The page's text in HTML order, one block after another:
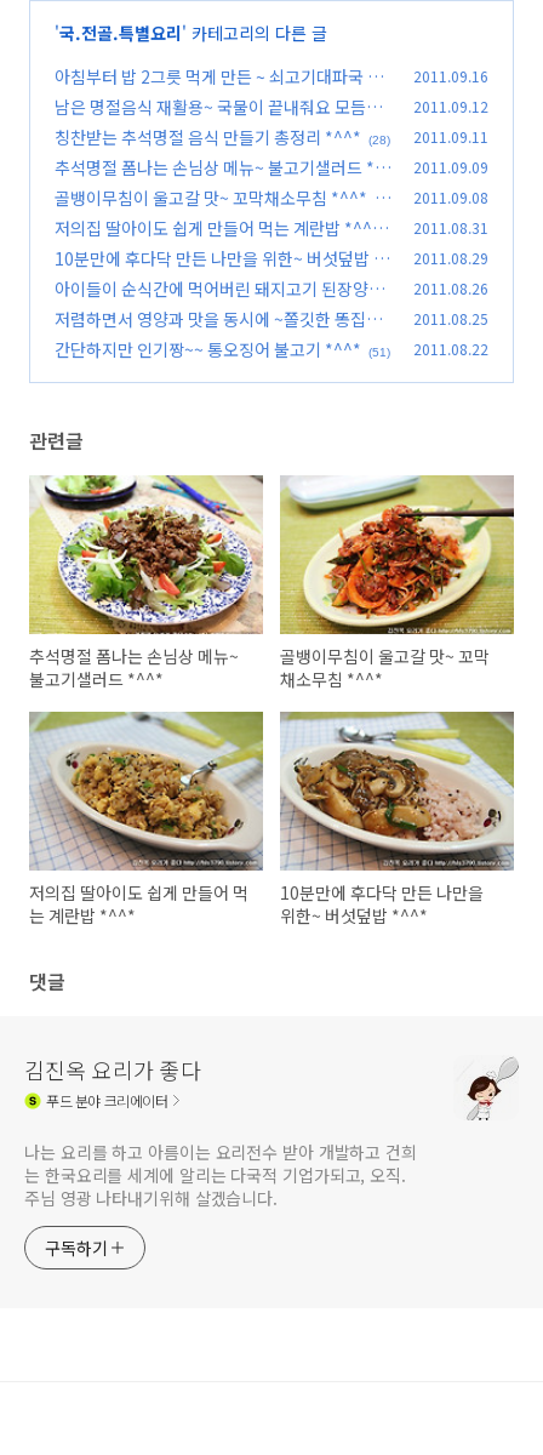
'국.전골.특별요리' 카테고리의 다른 글
아침부터 밥 2그릇 먹게 만든 ~ 쇠고기대파국 *^
^* (64)
2011.09.16
남은 명절음식 재활용~ 국물이 끝내줘요 모듬전
김치전골 *^^*
(30)
2011.09.12
칭찬받는 추석명절 음식 만들기 총정리 *^^* (28) 2011.09.11
추석명절 폼나는 손님상 메뉴~ 불고기샐러드 *^
^* (35)
2011.09.09
골뱅이무침이 울고갈 맛~ 꼬막채소무침 *^^*
(6
0)
2011.09.08
저의집 딸아이도 쉽게 만들어 먹는 계란밥 *^^*
(42)
2011.08.31
10분만에 후다닥 만든 나만을 위한~ 버섯덮밥 *^
^*
(39)
2011.08.29
아이들이 순식간에 먹어버린 돼지고기 된장양념
구이 *^^*
(48)
2011.08.26
저렴하면서 영양과 맛을 동시에 ~쫄깃한 똥집볶
음 *^^*
(38)
2011.08.25
간단하지만 인기짱~~ 통오징어 불고기 *^^* (51) 2011.08.22
관련글
추석명절 폼나는 손님상 메뉴~
불고기샐러드 *^^*
골뱅이무침이 울고갈 맛~ 꼬막
채소무침 *^^*
저의집 딸아이도 쉽게 만들어 먹
는 계란밥 *^^*
10분만에 후다닥 만든 나만을
위한~ 버섯덮밥 *^^*
댓글
김진옥 요리가 좋다
푸드분야 크리에이터
나는 요리를 하고 아름이는 요리전수 받아 개발하고 건희
는 한국요리를 세계에 알리는 다국적 기업가되고, 오직.
주님 영광 나타내기위해 살겠습니다.
구독하기